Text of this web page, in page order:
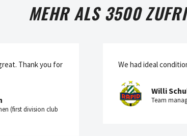
MEHR ALS 3500
Thank you for
(first division club
We had ideal
Willi
Team